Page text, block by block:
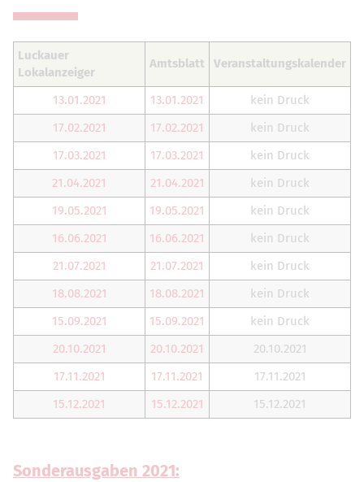
Luckauer
Lokalanzeiger
Amtsblatt Veranstaltungskalender
13.01.2021 13.01.2021
kein Druck
17.02.2021
17.02.2021
kein Druck
17.03.2021
17.03.2021
kein Druck
21.04.2021
21.04.2021
kein Druck
19.05.2021
19.05.2021
kein Druck
16.06.2021
16.06.2021
kein Druck
21.07.2021
21.07.2021
kein Druck
18.08.2021
18.08.2021
kein Druck
15.09.2021
15.09.2021
kein Druck
20.10.2021
20.10.2021
20.10.2021
17.11.2021
17.11.2021
17.11.2021
15.12.2021
15.12.2021 15.12.2021
Sonderausgaben 2021: